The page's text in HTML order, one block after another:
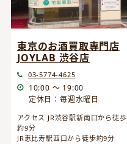
東京のお酒買取専門店
JOYLAB 渋谷店
03-5774-4625
10:00 ～ 19:00
定休日：毎週水曜日
アクセス:JR渋谷駅新南口から徒歩
約9分
JR恵比寿駅西口から徒歩約9分